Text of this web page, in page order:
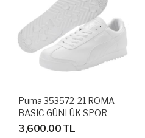
Puma 353572-21 ROMA
BASIC GÜNLÜK SPOR
AYAKKABI
3,600.00 TL